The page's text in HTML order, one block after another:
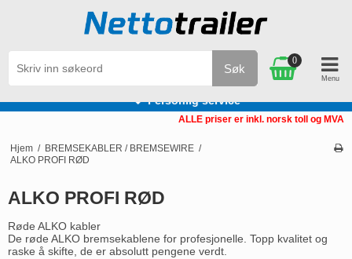
Varer på lager. Rask levering
Søk
0
ALLE priser er inkl. norsk toll og MVA
Hjem / BREMSEKABLER / BREMSEWIRE /
ALKO PROFI RØD
ALKO PROFI RØD
Røde ALKO kabler
De røde ALKO bremsekablene for profesjonelle. Topp kvalitet og
raske å skifte, de er absolutt pengene verdt.